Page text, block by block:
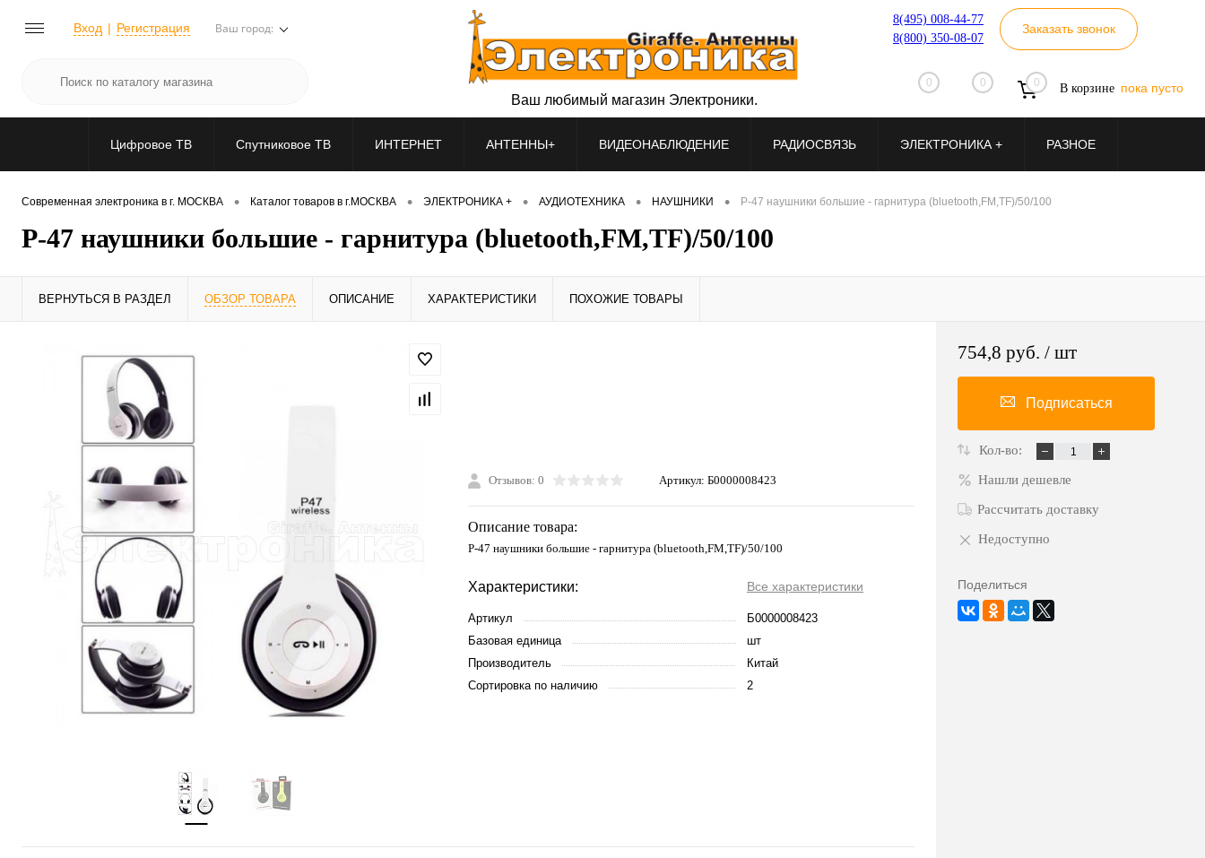
Вход Регистрация Ваш город:
8(495) 008-44-77
8(800) 350-08-07
Заказать звонок
0 0 0 В корзине пока пусто
Ваш любимый магазин Электроники.
Цифровое ТВ Спутниковое ТВ ИНТЕРНЕТ АНТЕННЫ+ ВИДЕОНАБЛЮДЕНИЕ РАДИОСВЯЗЬ ЭЛЕКТРОНИКА + РАЗНОЕ
Современная электроника в г. МОСКВА • Каталог товаров в г.МОСКВА • ЭЛЕКТРОНИКА + • АУДИОТЕХНИКА • НАУШНИКИ • P-47 наушники большие - гарнитура (bluetooth,FM,TF)/50/100
P-47 наушники большие - гарнитура (bluetooth,FM,TF)/50/100
ВЕРНУТЬСЯ В РАЗДЕЛ ОБЗОР ТОВАРА ОПИСАНИЕ ХАРАКТЕРИСТИКИ ПОХОЖИЕ ТОВАРЫ
Отзывов: 0 Артикул: Б0000008423
Описание товара:
P-47 наушники большие - гарнитура (bluetooth,FM,TF)/50/100
Характеристики: Все характеристики
Артикул
Б0000008423
Базовая единица
шт
Производитель
Китай
Сортировка по наличию
2
754,8 руб. / шт
Подписаться
Кол-во:
Нашли дешевле
Рассчитать доставку
Недоступно
Поделиться